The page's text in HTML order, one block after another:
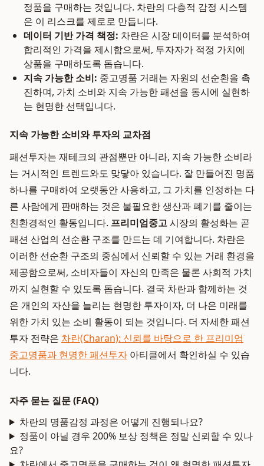
정품을 구매하는 것입니다. 차란의 다층적 감정 시스템
은 이 리스크를 제로로 만듭니다.
데이터 기반 가격 책정: 차란은 시장 데이터를 분석하여
합리적인 가격을 제시함으로써, 투자자가 적정 가치에
상품을 구매하도록 돕습니다.
지속 가능한 소비: 중고명품 거래는 자원의 선순환을 촉
진하며, 가치 소비와 지속 가능한 패션을 동시에 실현하
는 현명한 선택입니다.
지속 가능한 소비와 투자의 교차점
패션투자는 재테크의 관점뿐만 아니라, 지속 가능한 소비라
는 거시적인 트렌드와도 맞닿아 있습니다. 잘 만들어진 명품
하나를 구매하여 오랫동안 사용하고, 그 가치를 인정하는 다
른 사람에게 판매하는 것은 불필요한 생산과 폐기를 줄이는
친환경적인 활동입니다. 프리미엄중고시장의 활성화는 곧
패션 산업의 선순환 구조를 만드는 데 기여합니다. 차란은
이러한 선순환 구조의 중심에서 신뢰할 수 있는 거래 환경을
제공함으로써, 소비자들이 자신의 만족은 물론 사회적 가치
까지 실현할 수 있도록 돕습니다. 결국 차란과 함께하는 것
은 개인의 자산을 늘리는 현명한 투자이자, 더 나은 미래를
위한 가치 있는 소비 활동이 되는 것입니다. 더 자세한 패션
투자 전략은 차란(Charan): 신뢰를 바탕으로 한 프리미엄
중고명품과 현명한 패션투자 아티클에서 확인하실 수 있습
니다.
자주 묻는 질문 (FAQ)
차란의 명품감정 과정은 어떻게 진행되나요?
정품이 아닐 경우 200% 보상 정책은 정말 신뢰할 수 있나
요?